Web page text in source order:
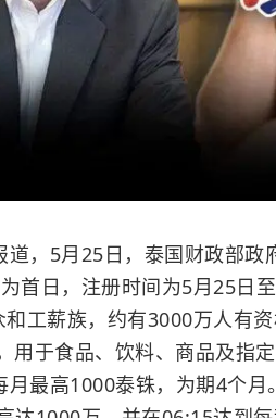
，5月25日，泰国财政部政
首日，注册时间为5月25日
工薪族，约有3000万人有
用于食品、饮料、商品及指
最高1000泰铢，为期4个月。